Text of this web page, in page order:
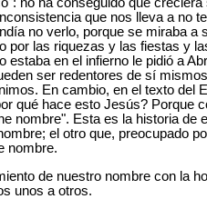
no ha conseguido que
que nos lleva a no
no verlo, porque se miraba a
por las riquezas y las fiestas y
en el infierno le pidió a
ser redentores de sí
En cambio, en el texto del
qué hace esto Jesús? Porque
nombre". Esta es la historia de
el otro que, preocupado
nombre.
de nuestro nombre con la
unos a otros.